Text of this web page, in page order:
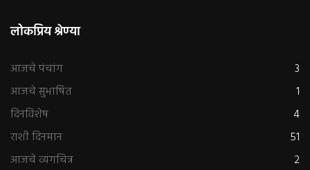
लोकप्रिय श्रेण्या
आजचे पंचांग
3
आजचे सुभाषित
1
दिनविशेष
4
राशी दिनमान
51
आजचे व्यंगचित्र
2